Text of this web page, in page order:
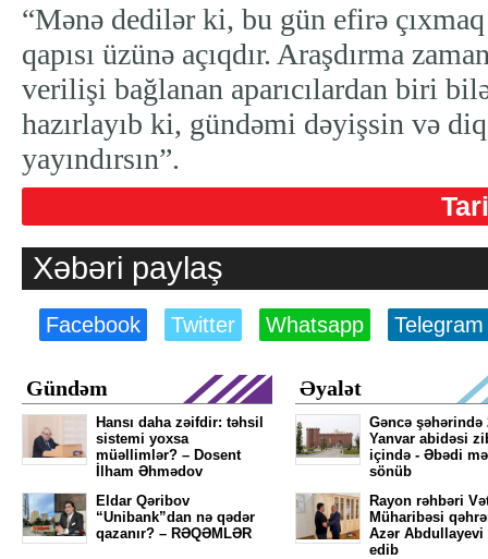
“Mənə dedilər ki, bu gün efirə
qapısı üzünə açıqdır. Araşdırma
verilişi bağlanan aparıcılardan biri
hazırlayıb ki, gündəmi dəyişsin və
yayındırsın”.
Xəbəri paylaş
Facebook Twitter Whatsapp Telegram
Gündəm
Hansı daha zəifdir: təhsil
sistemi yoxsa
müəllimlər? – Dosent
İlham Əhmədov
Eldar Qəribov
“Unibank”dan nə qədər
qazanır? – RƏQƏMLƏR
Əyalət
Gəncə şəhərində
Yanvar abidəsi
içində - Əbədi
sönüb
Rayon rəhbəri
Müharibəsi
Azər Abdullayevi
edib